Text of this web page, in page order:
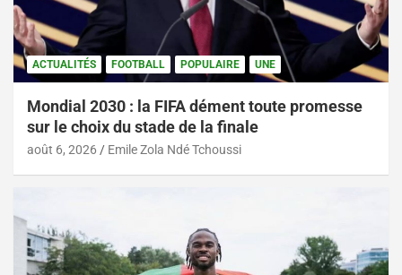
ACTUALITÉS FOOTBALL POPULAIRE UNE
Mondial 2030 : la FIFA dément toute promesse
sur le choix du stade de la finale
août 6, 2026 Emile Zola Ndé Tchoussi